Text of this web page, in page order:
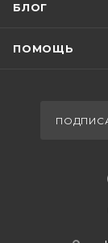
БЛОГ
ПОМОЩЬ